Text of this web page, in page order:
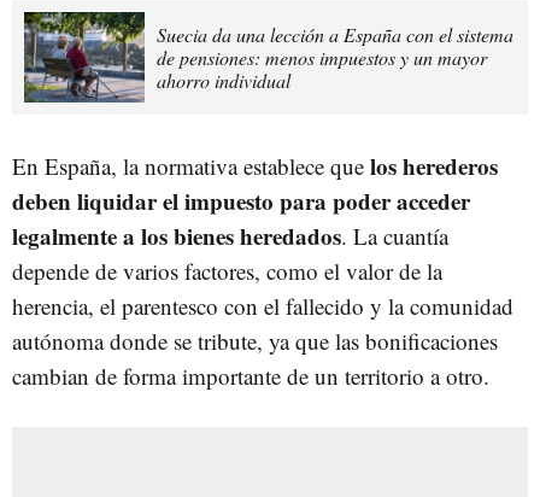
Suecia da una lección a España con el sistema
de pensiones: menos impuestos y un mayor
ahorro individual
En España, la normativa establece que los herederos
deben liquidar el impuesto para poder acceder
legalmente a los bienes heredados. La cuantía
depende de varios factores, como el valor de la
herencia, el parentesco con el fallecido y la comunidad
autónoma donde se tribute, ya que las bonificaciones
cambian de forma importante de un territorio a otro.